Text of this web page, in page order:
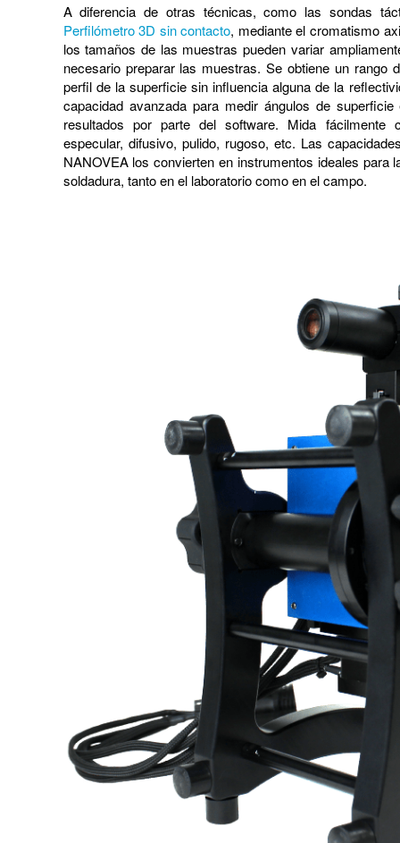
A diferencia de otras técnicas, como las sondas
Perfilómetro 3D sin contacto, mediante el cromatismo
los tamaños de las muestras pueden variar
necesario preparar las muestras. Se obtiene un rango
perfil de la superficie sin influencia alguna de la
capacidad avanzada para medir ángulos de
resultados por parte del software. Mida fácilmente
especular, difusivo, pulido, rugoso, etc. Las
NANOVEA los convierten en instrumentos ideales para
soldadura, tanto en el laboratorio como en el campo.